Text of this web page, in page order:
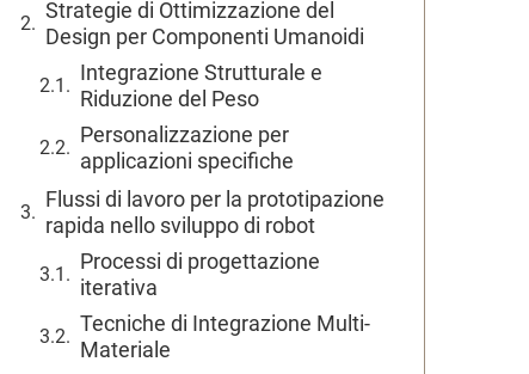
Strategie di Ottimizzazione del
Design per Componenti Umanoidi
Integrazione Strutturale e
Riduzione del Peso
Personalizzazione per
applicazioni specifiche
Flussi di lavoro per la prototipazione
rapida nello sviluppo di robot
Processi di progettazione
iterativa
Tecniche di Integrazione Multi-
Materiale